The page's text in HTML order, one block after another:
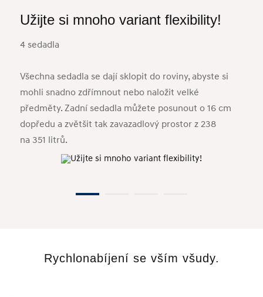
Užijte si mnoho variant flexibility!
4 sedadla
Všechna sedadla se dají sklopit do roviny, abyste si
mohli snadno zdřímnout nebo naložit velké
předměty. Zadní sedadla můžete posunout o 16 cm
dopředu a zvětšit tak zavazadlový prostor z 238
na 351 litrů.
Rychlonabíjení se vším všudy.